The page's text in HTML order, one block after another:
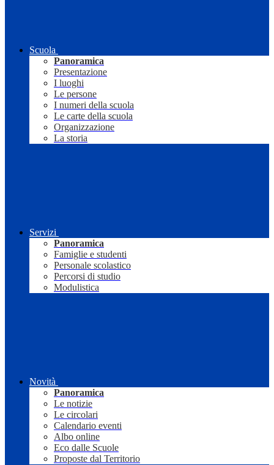
Scuola
Panoramica
Presentazione
I luoghi
Le persone
I numeri della scuola
Le carte della scuola
Organizzazione
La storia
Servizi
Panoramica
Famiglie e studenti
Personale scolastico
Percorsi di studio
Modulistica
Novità
Panoramica
Le notizie
Le circolari
Calendario eventi
Albo online
Eco dalle Scuole
Proposte dal Territorio